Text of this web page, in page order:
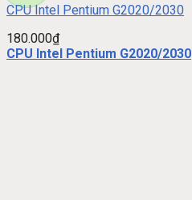
CPU Intel Pentium G2020/2030
180.000₫
CPU Intel Pentium G2020/2030